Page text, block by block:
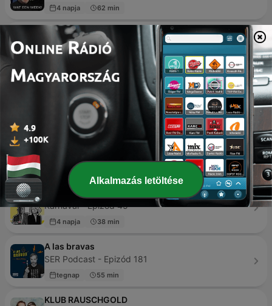
4 napja 62 min
Rádió 1
Rádió 1 - Epizód 500
Mga Katas ng Nakalipas
Love Radio Manila - Epizód 342
6 napja 18 min
Radio Kosovo
19 dec. 2019
Ne Yaptık Ne Yapamadık
Karnaval - Epizód 45
4 napja 38 min
A las bravas
SER Podcast - Epizód 181
tegnap 55 min
KLUB RAUSCHGOLD
Alkalmazás letöltése